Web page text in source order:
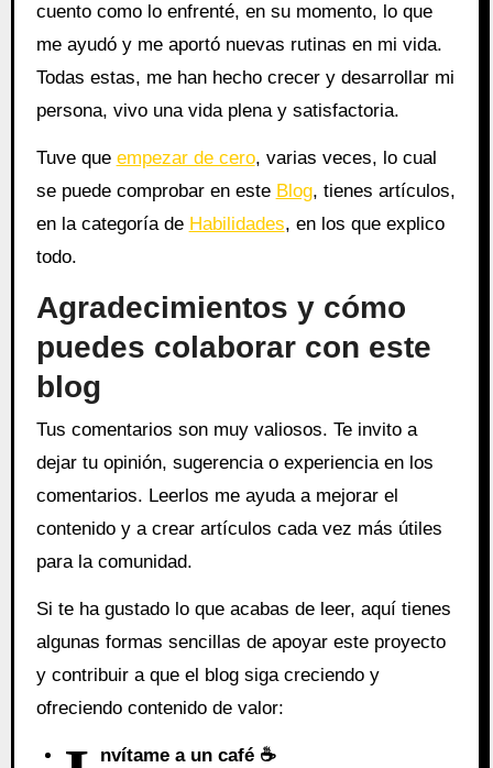
cuento como lo enfrenté, en su momento, lo que
me ayudó y me aportó nuevas rutinas en mi vida.
Todas estas, me han hecho crecer y desarrollar mi
persona, vivo una vida plena y satisfactoria.
Tuve que empezar de cero, varias veces, lo cual
se puede comprobar en este Blog, tienes artículos,
en la categoría de Habilidades, en los que explico
todo.
Agradecimientos y cómo
puedes colaborar con este
blog
Tus comentarios son muy valiosos. Te invito a
dejar tu opinión, sugerencia o experiencia en los
comentarios. Leerlos me ayuda a mejorar el
contenido y a crear artículos cada vez más útiles
para la comunidad.
Si te ha gustado lo que acabas de leer, aquí tienes
algunas formas sencillas de apoyar este proyecto
y contribuir a que el blog siga creciendo y
ofreciendo contenido de valor:
nvítame a un café ☕